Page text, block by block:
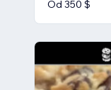
Od 350 $